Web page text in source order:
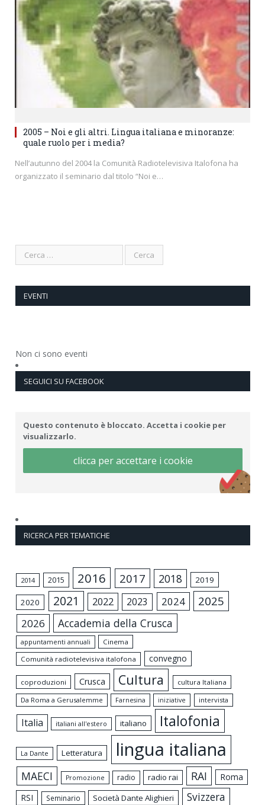
2005 – Noi e gli altri. Lingua italiana e minoranze:
quale ruolo per i media?
Nell’autunno del 2004 la Comunità Radiotelevisiva Italofona ha
organizzato il seminario dal titolo “Noi e…
EVENTI
Non ci sono eventi
SEGUICI SU FACEBOOK
Questo contenuto è bloccato. Accetta i cookie per
visualizzarlo.
clicca per accettare i cookie
RICERCA PER TEMATICHE
2014 2015 2016 2017 2018 2019
2020 2021 2022 2023 2024 2025
2026 Accademia della Crusca
appuntamenti annuali
Cinema
Comunità radiotelevisiva italofona
convegno
coproduzioni Crusca Cultura
cultura Italiana
Da Roma a Gerusalemme
Farnesina iniziative intervista
Italia italiani all'estero italiano Italofonia
La Dante Letteratura lingua italiana
MAECI Promozione radio radio rai RAI
Roma
RSI
Seminario Società Dante Alighieri Svizzera